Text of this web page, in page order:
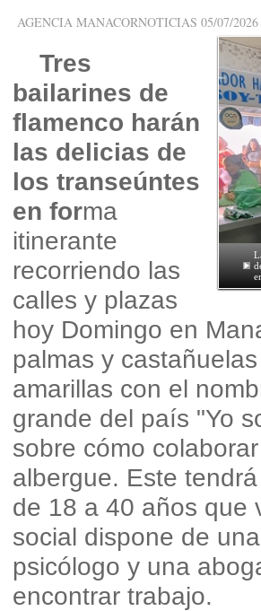
AGENCIA MANACORNOTICIAS 05/07/
Tres
bailarines de
flamenco harán
las delicias de
los transeúntes
en forma
itinerante
recorriendo las
calles y plazas
hoy Domingo en
palmas y
amarillas con el
grande del país "Yo
sobre cómo
albergue. Este
de 18 a 40 años que
social dispone de
psicólogo y una
encontrar trabajo.